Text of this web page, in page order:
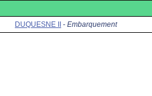
DUQUESNE II - Embarquement